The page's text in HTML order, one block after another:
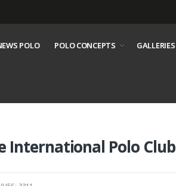
POLO POLO CONCEPTS GALLERIES
International Polo Club